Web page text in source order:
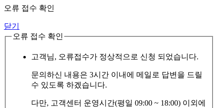
오류 접수 확인
닫기
오류 접수 확인
고객님, 오류접수가 정상적으로 신청 되었습니다.
문의하신 내용은 3시간 이내에 메일로 답변을 드릴
수 있도록 하겠습니다.
다만, 고객센터 운영시간(평일 09:00 ~ 18:00) 이외에